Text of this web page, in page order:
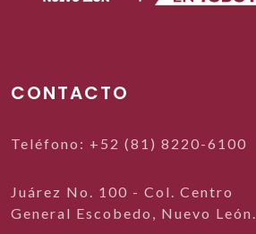
CONTACTO
Teléfono: +52 (81) 8220-6100
Juárez No. 100 - Col. Centro
General Escobedo, Nuevo León.